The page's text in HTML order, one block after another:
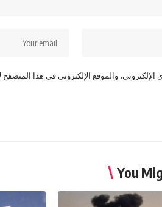
والموقع الإلكتروني في هذا المتصفح
You